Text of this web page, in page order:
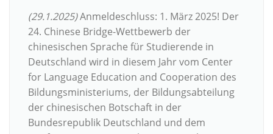
(29.1.2025)Anmeldeschluss: 1. März 2025! Der
24. Chinese Bridge-Wettbewerb der
chinesischen Sprache für Studierende in
Deutschland wird in diesem Jahr vom Center
for Language Education and Cooperation des
Bildungsministeriums, der Bildungsabteilung
der chinesischen Botschaft in der
Bundesrepublik Deutschland und dem